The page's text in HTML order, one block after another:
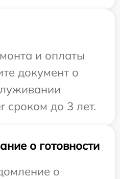
и оплаты
документ о
сроком до 3 лет.
о готовности
о